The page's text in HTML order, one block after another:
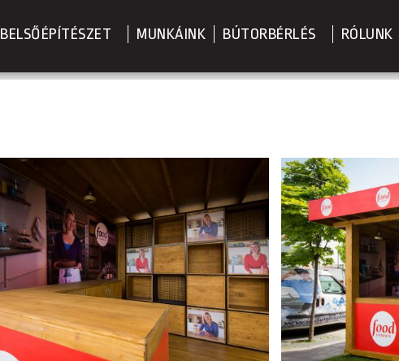
BELSŐÉPÍTÉSZET MUNKÁINK BÚTORBÉRLÉS RÓLUNK